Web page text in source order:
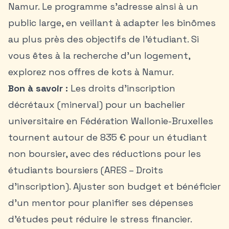
Namur. Le programme s’adresse ainsi à un
public large, en veillant à adapter les binômes
au plus près des objectifs de l’étudiant. Si
vous êtes à la recherche d’un logement,
explorez nos offres de kots à Namur.
Bon à savoir : Les droits d’inscription
décrétaux (minerval) pour un bachelier
universitaire en Fédération Wallonie-Bruxelles
tournent autour de 835 € pour un étudiant
non boursier, avec des réductions pour les
étudiants boursiers (ARES – Droits
d’inscription). Ajuster son budget et bénéficier
d’un mentor pour planifier ses dépenses
d’études peut réduire le stress financier.